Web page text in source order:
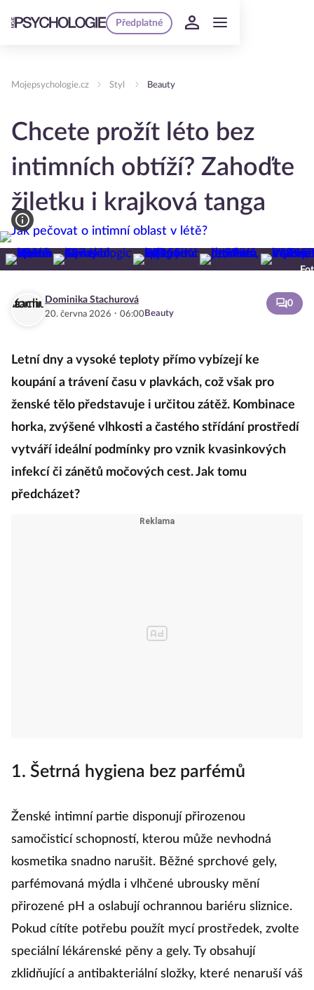
Předplatné
Mojepsychologie.cz Styl Beauty
Chcete prožít léto bez
intimních obtíží? Zahoďte
žiletku i krajková tanga
Dominika Stachurová
20. června 2026 · 06:00Beauty
0
Letní dny a vysoké teploty přímo vybízejí ke
koupání a trávení času v plavkách, což však pro
ženské tělo představuje i určitou zátěž. Kombinace
horka, zvýšené vlhkosti a častého střídání prostředí
vytváří ideální podmínky pro vznik kvasinkových
infekcí či zánětů močových cest. Jak tomu
předcházet?
1. Šetrná hygiena bez parfémů
Ženské intimní partie disponují přirozenou
samočisticí schopností, kterou může nevhodná
kosmetika snadno narušit. Běžné sprchové gely,
parfémovaná mýdla i vlhčené ubrousky mění
přirozené pH a oslabují ochrannou bariéru sliznice.
Pokud cítíte potřebu použít mycí prostředek, zvolte
speciální lékárenské pěny a gely. Ty obsahují
zklidňující a antibakteriální složky, které nenaruší váš